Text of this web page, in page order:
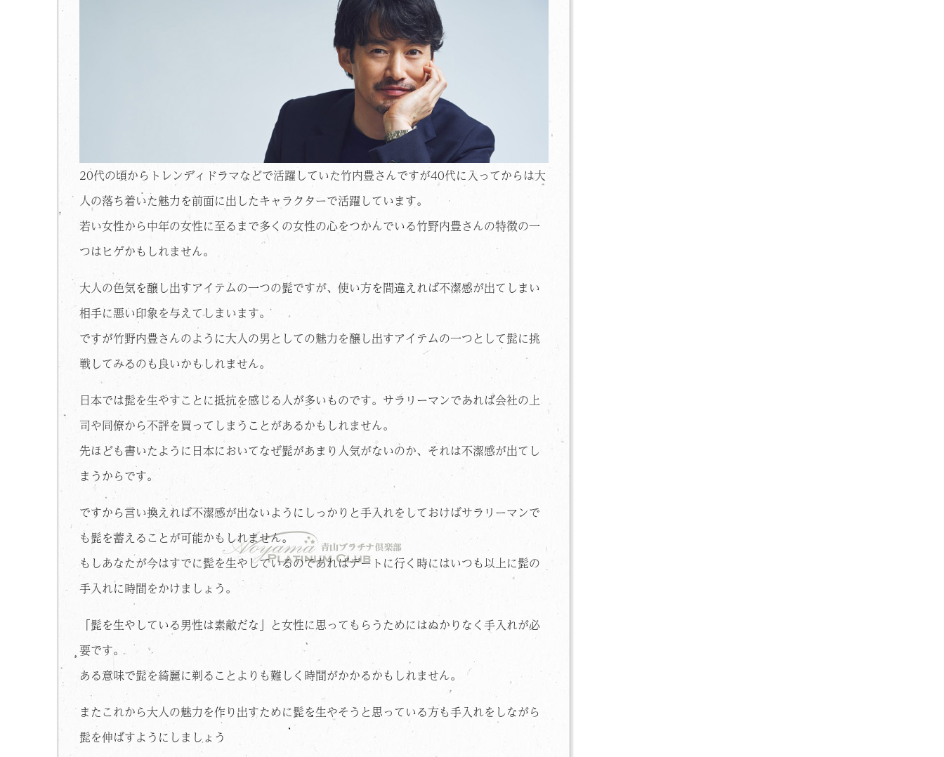
20代の頃からトレンディドラマなどで活躍していた竹内豊さんですが40代に入ってからは大
人の落ち着いた魅力を前面に出したキャラクターで活躍しています。
若い女性から中年の女性に至るまで多くの女性の心をつかんでいる竹野内豊さんの特徴の一
つはヒゲかもしれません。
大人の色気を醸し出すアイテムの一つの髭ですが、使い方を間違えれば不潔感が出てしまい
相手に悪い印象を与えてしまいます。
ですが竹野内豊さんのように大人の男としての魅力を醸し出すアイテムの一つとして髭に挑
戦してみるのも良いかもしれません。
日本では髭を生やすことに抵抗を感じる人が多いものです。サラリーマンであれば会社の上
司や同僚から不評を買ってしまうことがあるかもしれません。
先ほども書いたように日本においてなぜ髭があまり人気がないのか、それは不潔感が出てし
まうからです。
ですから言い換えれば不潔感が出ないようにしっかりと手入れをしておけばサラリーマンで
も髭を蓄えることが可能かもしれません。
もしあなたが今はすでに髭を生やしているのであればデートに行く時にはいつも以上に髭の
手入れに時間をかけましょう。
「髭を生やしている男性は素敵だな」と女性に思ってもらうためにはぬかりなく手入れが必
要です。
ある意味で髭を綺麗に剃ることよりも難しく時間がかかるかもしれません。
またこれから大人の魅力を作り出すために髭を生やそうと思っている方も手入れをしながら
髭を伸ばすようにしましょう